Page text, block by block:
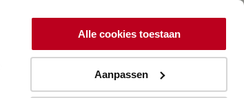
Alle cookies toestaan
Aanpassen
Over
Aanmelden blogupdates